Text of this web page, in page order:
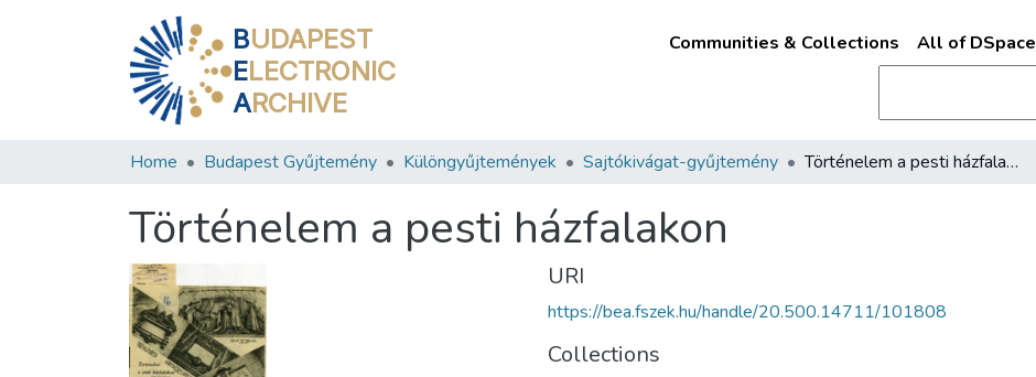
BUDAPEST
ELECTRONIC
ARCHIVE
Communities & Collections All of DSpace
Home Budapest Gyűjtemény Különgyűjtemények Sajtókivágat-gyűjtemény Történelem a pesti házfalakon
Történelem a pesti házfalakon
URI
https://bea.fszek.hu/handle/20.500.14711/101808
Collections